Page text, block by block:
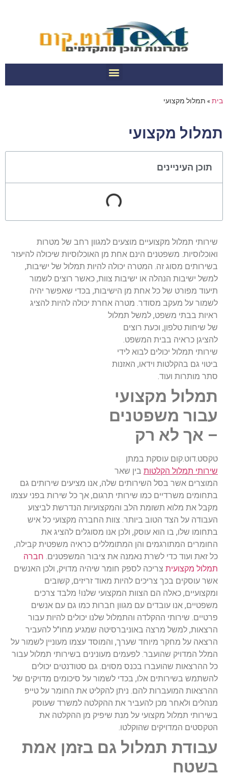
בית» תמלול מקצועי
תמלול מקצועי
תוכן העיניינים
שירותי תמלול מקצועיים מוצעים למגוון רחב של מטרות
ואוכלוסיות. משפטנים הינם אחת מן האוכלוסיות שיכולה להיעזר
בשירותים מסוג זה. המטרה יכולה להיות תמלול של ישיבות,
למשל ישיבות הנהלה או ישיבות צוות, כאשר רוצים לשמור
תיעוד מפורט של כל אחת מן הישיבות, בכדי שאפשר יהיה
לשמור על מעקב מסודר. מטרה אחרת יכולה להיות להציג
ראיות בבתי משפט, למשל תמלול
של שיחות טלפון, וכעת רוצים
להציגן כראיה בבית המשפט.
שירותי תמלול יכולים לבוא לידי
ביטוי גם בהקלטות וידאו, האזנות
סתר מותרות ועוד.
תמלול מקצועי
עבור משפטנים
– אך לא רק
טקסט.דוט.קום עוסקת במתן
שירותי תמלול הקלטות בין שאר
המוצרים אשר בסל השירותים שלה, אנו מציעים שירותים גם
בתחומים משרדיים כמו שירותי תרגום, אך כל שירות בפני עצמו
מקבל את מלוא תשומת הלב והמקצועיות הנדרשת לביצוע
העבודה על הצד הטוב ביותר. צוות החברה מקצועי כל איש
בתחומו שלו, בו הוא עוסק, ולכן אנו מסוגלים להציג את
החומרים המתורגמים והן המתומללים כראיה משפטית קבילה,
כל זאת ועוד כדי לשרת נאמנה את ציבור המשפטנים. חברה
תמלול מקצועית צריכה לספק חומר שיהיה מדויק, ולכן האנשים
אשר עוסקים בכך צריכים להיות מאוד זריזים, קשובים
ומקצועיים, כאלה הם הצוות המקצועי שלנו! מלבד צרכים
משפטיים, אנו עובדים עם מגוון חברות כמו גם עם אנשים
פרטיים. שירותי ההקלדה והתמלול שלנו יכולים להיות עבור
הרצאות, למשל מרצה באוניברסיטה שמגיע מחו"ל להעביר
הרצאה על מחקר מיוחד שערך, והמוסד עצמו מעוניין לשמור על
המלל המדויק שהועבר. לפעמים מעונינים בשירותי תמלול עבור
כל ההרצאות שהועברו בכנס מסוים. גם סטודנטים יכולים
להשתמש בשירותים אלו, בכדי לשמור על סיכומים מדויקים של
ההרצאות המועברות להם. ניתן להקליט את החומר על טייפ
מנהלים ולאחר מכן להעביר את ההקלטה למשרד שעוסק
בשירותי תמלול מקצועי על מנת שיפיק מן ההקלטה את
הטקסטים המדויקים שהוקלטו.
עבודת תמלול גם בזמן אמת
בשטח